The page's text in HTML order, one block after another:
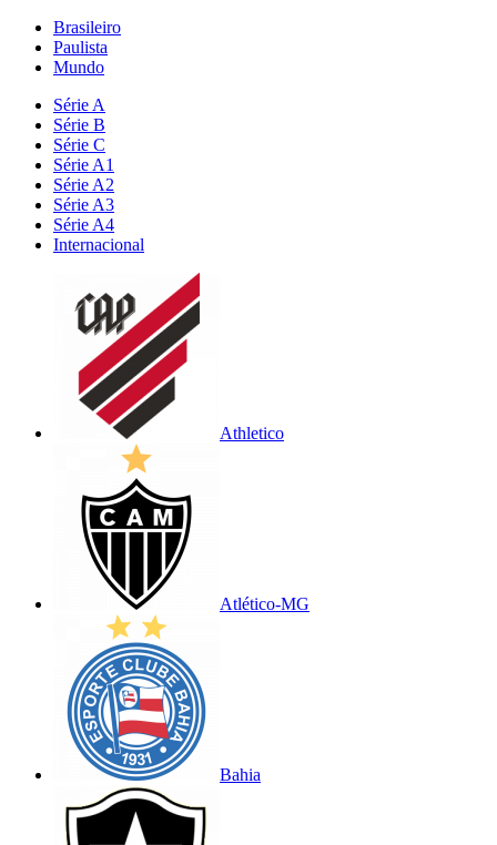
Brasileiro
Paulista
Mundo
Série A
Série B
Série C
Série A1
Série A2
Série A3
Série A4
Internacional
Athletico
Atlético-MG
Bahia